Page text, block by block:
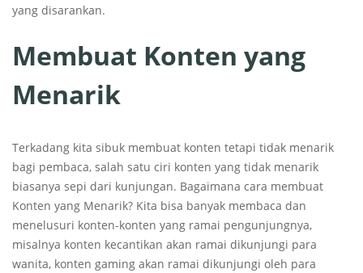
yang disarankan.
Membuat Konten yang
Menarik
Terkadang kita sibuk membuat konten tetapi tidak menarik
bagi pembaca, salah satu ciri konten yang tidak menarik
biasanya sepi dari kunjungan. Bagaimana cara membuat
Konten yang Menarik? Kita bisa banyak membaca dan
menelusuri konten-konten yang ramai pengunjungnya,
misalnya konten kecantikan akan ramai dikunjungi para
wanita, konten gaming akan ramai dikunjungi oleh para